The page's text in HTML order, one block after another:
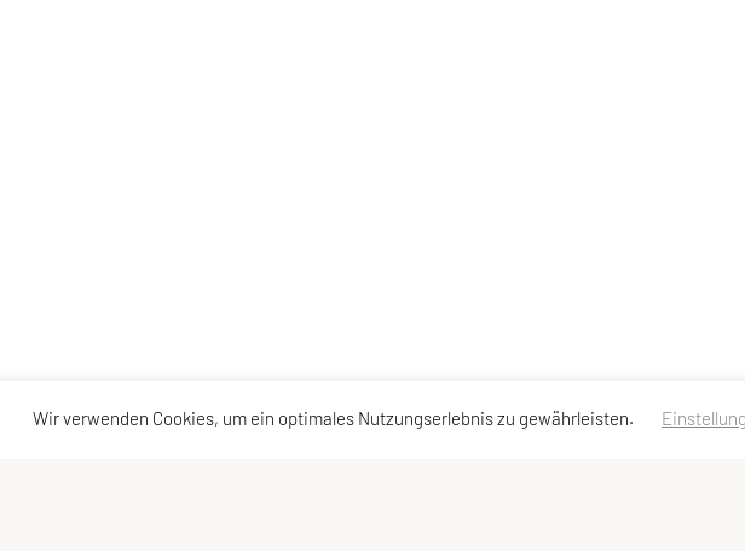
Wir verwenden Cookies, um ein optimales Nutzungserlebnis zu gewährleisten.